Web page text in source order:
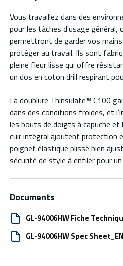
Vous travaillez dans des
pour les tâches d'usage général,
permettront de garder vos
protéger au travail. Ils sont
pleine fleur lisse qui offre
un dos en coton drill respirant
La doublure Thinsulate™ C100
dans des conditions froides, et
les bouts de doigts à capuche et
cuir intégral ajoutent protection
poignet élastique plissé bien
sécurité de style à enfiler pour
Documents
GL-94006HW Fiche
GL-94006HW Spec